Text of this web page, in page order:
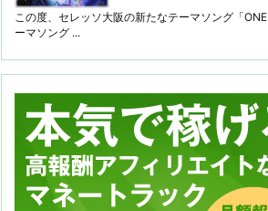
この度、セレッソ大阪の新たなテーマソング「
ーマソング ...